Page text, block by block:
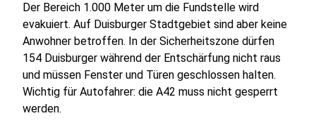
Der Bereich 1.000 Meter um die Fundstelle wird
evakuiert. Auf Duisburger Stadtgebiet sind aber keine
Anwohner betroffen. In der Sicherheitszone dürfen
154 Duisburger während der Entschärfung nicht raus
und müssen Fenster und Türen geschlossen halten.
Wichtig für Autofahrer: die A42 muss nicht gesperrt
werden.